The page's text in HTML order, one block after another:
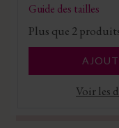
Guide des tailles
Plus que 2
Voir les